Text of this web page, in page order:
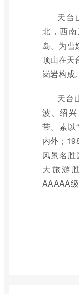
天台
北，西
岛。为曹
顶山在天
岗岩构成
天台
波、绍
带。素以
内外；
风景名
大旅游
AAAAA级